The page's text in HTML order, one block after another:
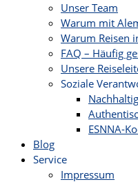
Unser Team
Warum mit
Warum Reisen
FAQ – Häufig
Unsere
Soziale
ESNNA-
Blog
Service
Impressum